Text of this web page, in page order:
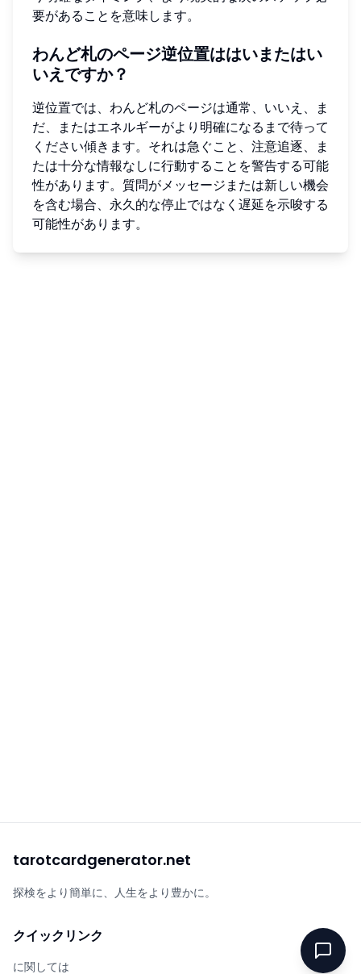
要があることを意味します。
わんど札のページ逆位置ははいまたはい
いえですか？
逆位置では、わんど札のページは通常、いいえ、ま
だ、またはエネルギーがより明確になるまで待って
ください傾きます。それは急ぐこと、注意追逐、ま
たは十分な情報なしに行動することを警告する可能
性があります。質問がメッセージまたは新しい機会
を含む場合、永久的な停止ではなく遅延を示唆する
可能性があります。
tarotcardgenerator.net
探検をより簡単に、人生をより豊かに。
クイックリンク
に関しては